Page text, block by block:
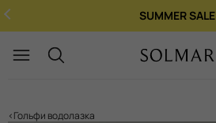
SUMMER SALE
Гольфи водолазка